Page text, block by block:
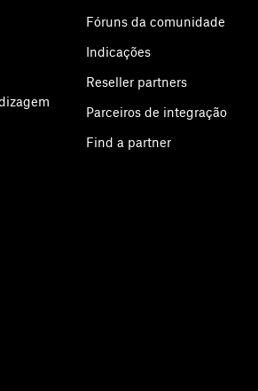
Fóruns da comunidade
Indicações
Reseller partners
Parceiros de integração
Find a partner